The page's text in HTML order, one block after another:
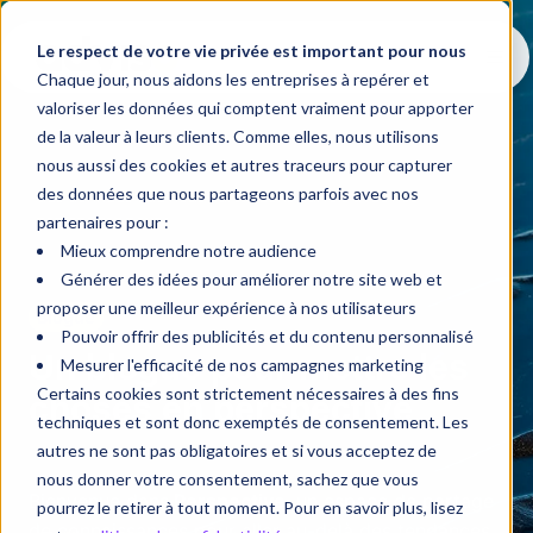
Le respect de votre vie privée est important pour nous
Chaque jour, nous aidons les entreprises à repérer et
valoriser les données qui comptent vraiment pour apporter
de la valeur à leurs clients. Comme elles, nous utilisons
nous aussi des cookies et autres traceurs pour capturer
des données que nous partageons parfois avec nos
partenaires pour :
Mieux comprendre notre audience
Générer des idées pour améliorer notre site web et
proposer une meilleur expérience à nos utilisateurs
Pouvoir offrir des publicités et du contenu personnalisé
Mesurer l'efficacité de nos campagnes marketing
Certains cookies sont strictement nécessaires à des fins
techniques et sont donc exemptés de consentement. Les
autres ne sont pas obligatoires et si vous acceptez de
nous donner votre consentement, sachez que vous
pourrez le retirer à tout moment. Pour en savoir plus, lisez
Blogue
Un blogue pour mettre les
choses en perspective
Bienvenue dansPerspective, un espace de partage